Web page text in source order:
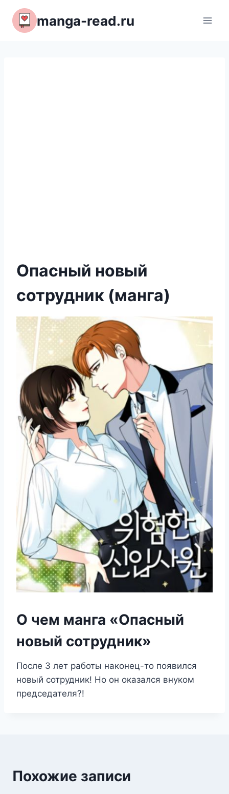
Перейти
содержимому
manga-read.ru
Опасный новый
сотрудник (манга)
О чем манга «Опасный
новый сотрудник»
После 3 лет работы наконец-то появился
новый сотрудник! Но он оказался внуком
председателя?!
Похожие записи